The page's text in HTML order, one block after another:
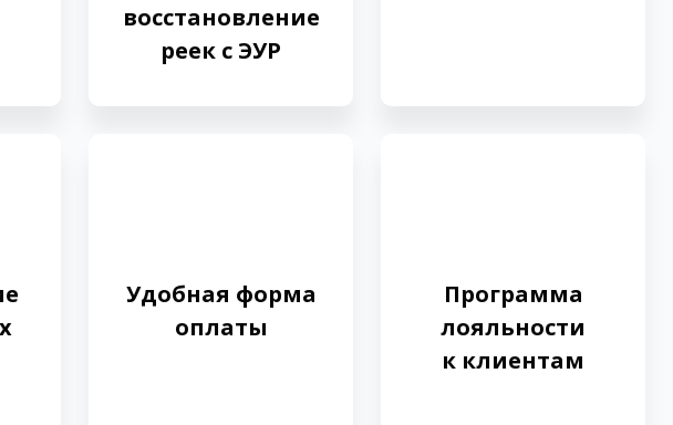
восстановление
реек с ЭУР
Удобная форма
оплаты
Программа
лояльности
к клиентам